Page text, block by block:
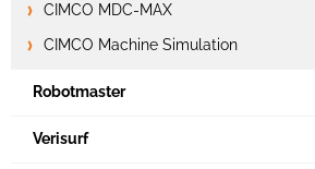
CIMCO MDC-MAX
CIMCO Machine Simulation
Robotmaster
Verisurf